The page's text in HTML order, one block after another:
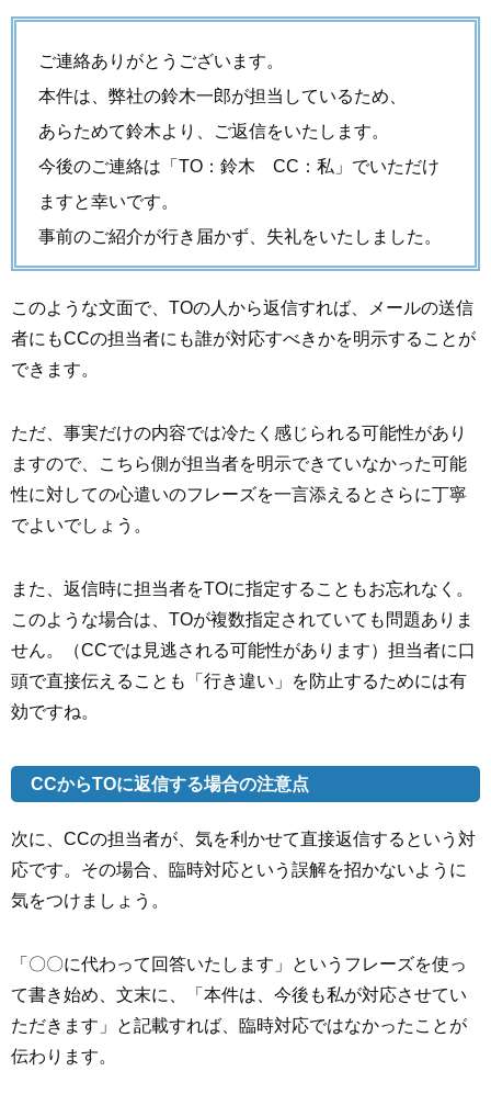
ご連絡ありがとうございます。
本件は、弊社の鈴木一郎が担当しているため、
あらためて鈴木より、ご返信をいたします。
今後のご連絡は「TO：鈴木 CC：私」でいただけ
ますと幸いです。
事前のご紹介が行き届かず、失礼をいたしました。
このような文面で、TOの人から返信すれば、メールの送信
者にもCCの担当者にも誰が対応すべきかを明示することが
できます。
ただ、事実だけの内容では冷たく感じられる可能性があり
ますので、こちら側が担当者を明示できていなかった可能
性に対しての心遣いのフレーズを一言添えるとさらに丁寧
でよいでしょう。
また、返信時に担当者をTOに指定することもお忘れなく。
このような場合は、TOが複数指定されていても問題ありま
せん。（CCでは見逃される可能性があります）担当者に口
頭で直接伝えることも「行き違い」を防止するためには有
効ですね。
CCからTOに返信する場合の注意点
次に、CCの担当者が、気を利かせて直接返信するという対
応です。その場合、臨時対応という誤解を招かないように
気をつけましょう。
「〇〇に代わって回答いたします」というフレーズを使っ
て書き始め、文末に、「本件は、今後も私が対応させてい
ただきます」と記載すれば、臨時対応ではなかったことが
伝わります。